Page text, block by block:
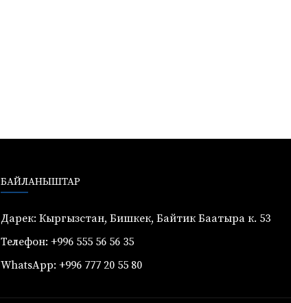
БАЙЛАНЫШТАР
Дарек: Кыргызстан, Бишкек, Байтик Баатыра к. 53
Телефон: +996 555 56 56 35
WhatsApp: +996 777 20 55 80